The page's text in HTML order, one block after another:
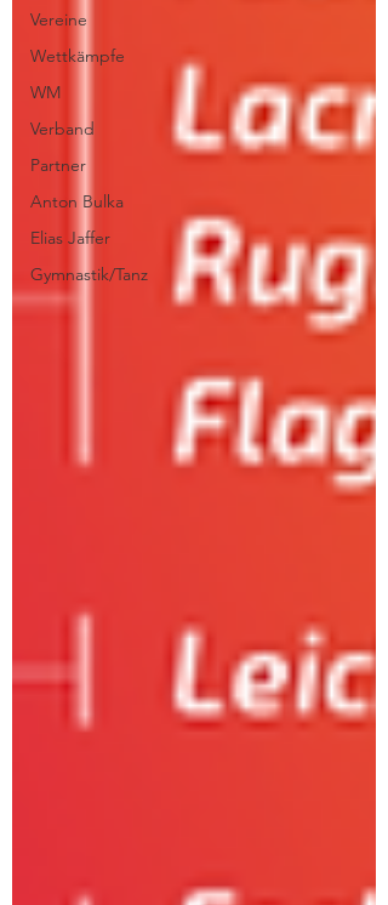
Vereine
Wettkämpfe
WM
Verband
Partner
Anton Bulka
Elias Jaffer
Gymnastik/Tanz